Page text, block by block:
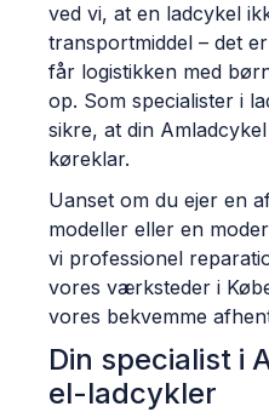
ved vi, at en ladcykel
transportmiddel – det
får logistikken med
op. Som specialister i
sikre, at din
køreklar.
Uanset om du ejer en
modeller eller en
vi professionel
vores værksteder i
vores bekvemme
Din specialist i
el-ladcykler